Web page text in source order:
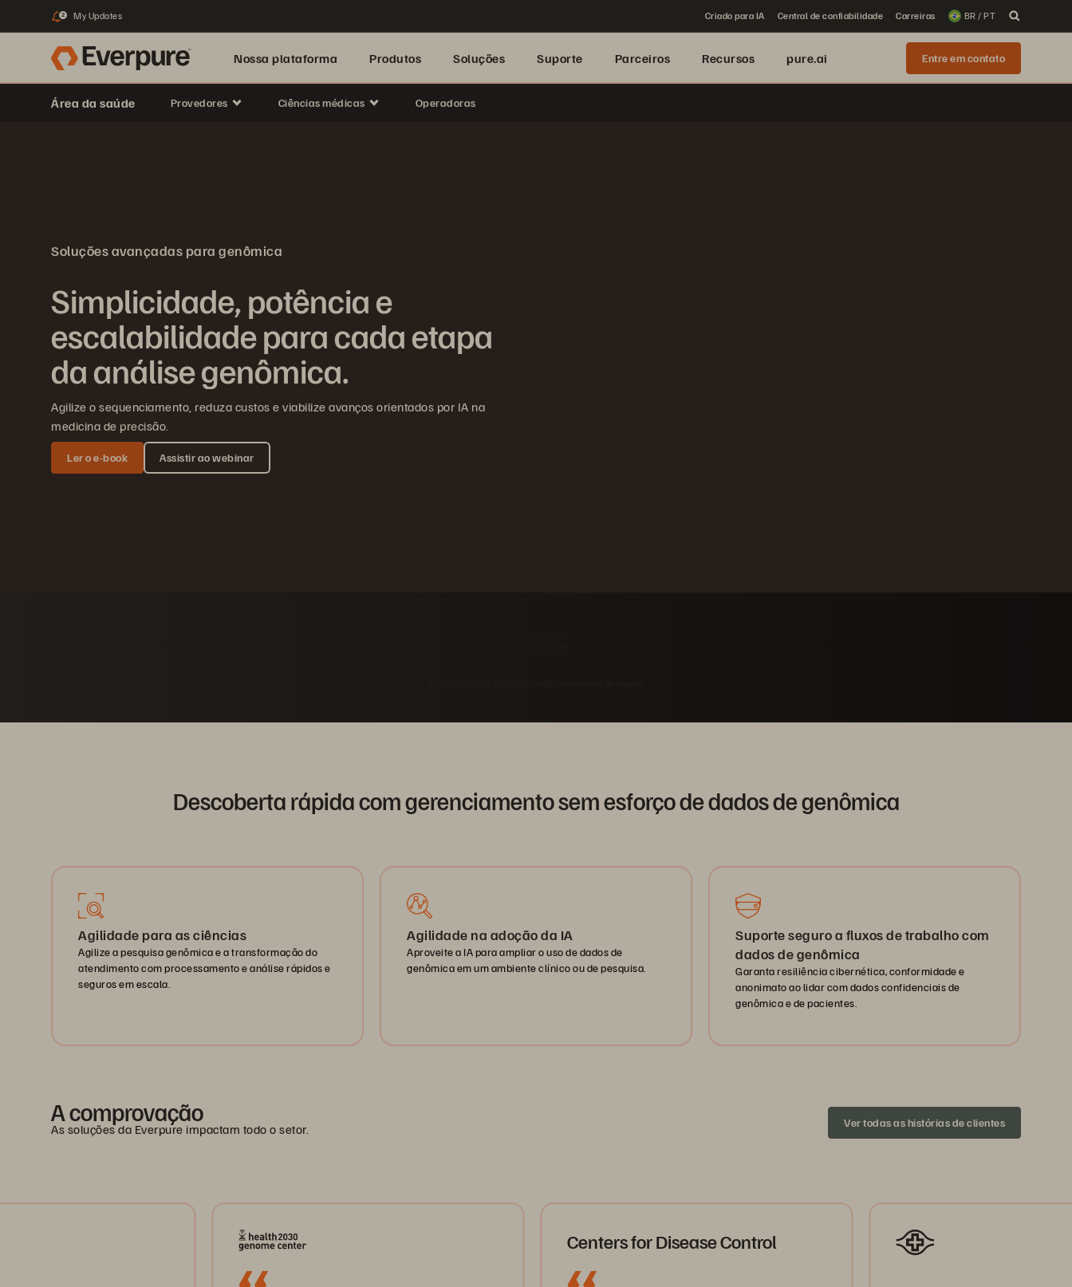
2 My Updates Criado para IA Central de confiabilidade Carreiras BR / PT
Nossa plataforma Produtos Soluções Suporte Parceiros Recursos pure.ai Entre em contato
Área da saúde Provedores Ciências médicas Operadoras
Soluções avançadas para genômica
Simplicidade, potência e
escalabilidade para cada etapa
da análise genômica.
Agilize o sequenciamento, reduza custos e viabilize avanços orientados por IA na
medicina de precisão.
Ler o e-book Assistir ao webinar
Descoberta rápida com gerenciamento sem esforço de dados de genômica
Agilidade para as ciências
Agilize a pesquisa genômica e a transformação do
atendimento com processamento e análise rápidos e
seguros em escala.
Agilidade na adoção da IA
Aproveite a IA para ampliar o uso de dados de
genômica em um ambiente clínico ou de pesquisa.
Suporte seguro a fluxos de trabalho com
dados de genômica
Garanta resiliência cibernética, conformidade e
anonimato ao lidar com dados confidenciais de
genômica e de pacientes.
A comprovação
As soluções da Everpure impactam todo o setor. Ver todas as histórias de clientes
Centers for Disease Control